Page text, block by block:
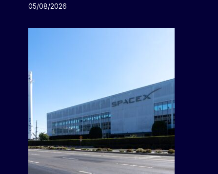
05/08/2026